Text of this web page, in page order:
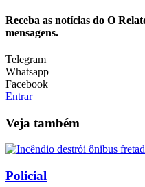
Receba as notícias do O
mensagens.
Telegram
Whatsapp
Facebook
Entrar
Veja também
Policial